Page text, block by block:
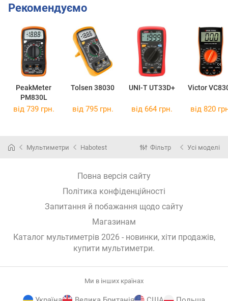
Рекомендуємо
PeakMeter
PM830L
Tolsen 38030 UNI-T UT33D+ Victor
від 739 грн. від 795 грн. від 664 грн. від 820
Мультиметри Habotest Фільтр Усі моделі
Повна версія сайту
Політика конфіденційності
Запитання й побажання щодо сайту
Магазинам
Каталог мультиметрів 2026 - новинки, хіти продажів,
купити мультиметри.
Ми в інших країнах